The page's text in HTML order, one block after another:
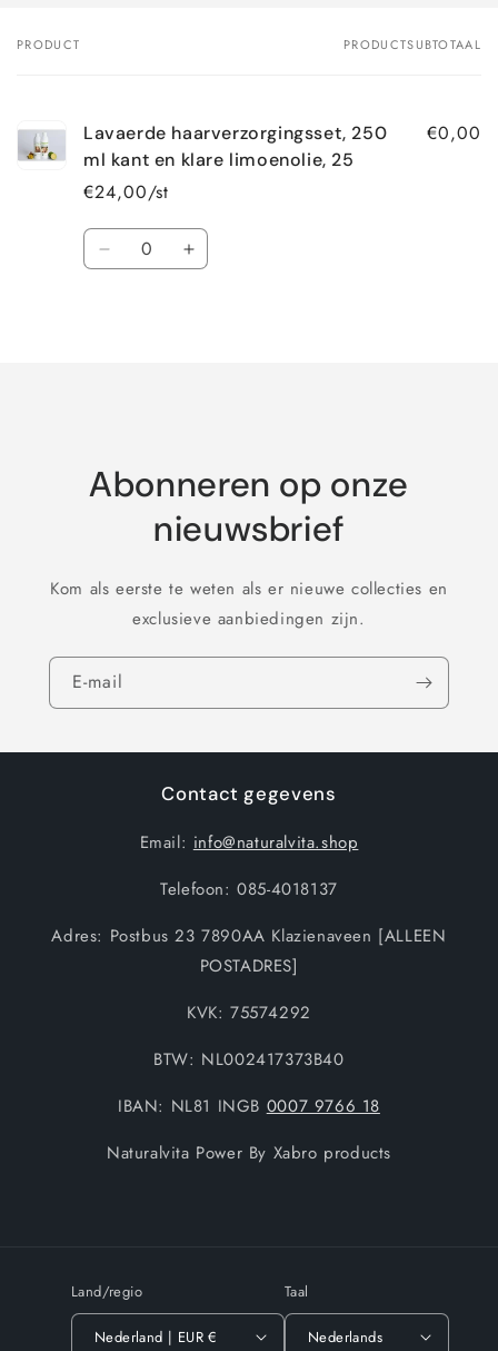
Je
PRODUCT PRODUCTSUBTOTAAL
Lavaerde haarverzorgingsset, 250
ml kant en klare limoenolie, 25
€24,00/st
€0,00
Aantal
Aantal
Aantal
Abonneren op onze
nieuwsbrief
Kom als eerste te weten als er nieuwe collecties en
exclusieve aanbiedingen zijn.
E‑mail
Contact gegevens
Email: info@naturalvita.shop
Telefoon: 085-4018137
Adres: Postbus 23 7890AA Klazienaveen [ALLEEN
POSTADRES]
KVK: 75574292
BTW: NL002417373B40
IBAN: NL81 INGB 0007 9766 18
Naturalvita Power By Xabro products
Land/regio
Nederland | EUR €
Taal
Nederlands